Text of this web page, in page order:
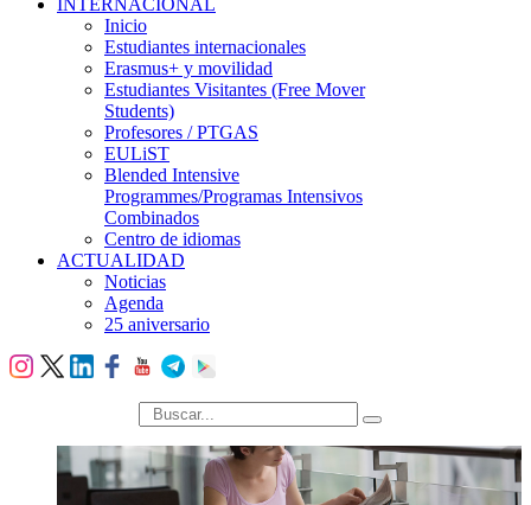
Inicio
Estudiantes internacionales
Erasmus+ y movilidad
Estudiantes Visitantes (Free Mover
Students)
Profesores / PTGAS
EULiST
Blended Intensive
Programmes/Programas Intensivos
Combinados
Centro de idiomas
ACTUALIDAD
Noticias
Agenda
25 aniversario
búsqueda